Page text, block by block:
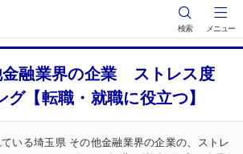
検索 メニュー
融業界の企業 ストレス度
【転職・就職に役立つ】
いる埼玉県 その他金融業界の企業の、ストレ